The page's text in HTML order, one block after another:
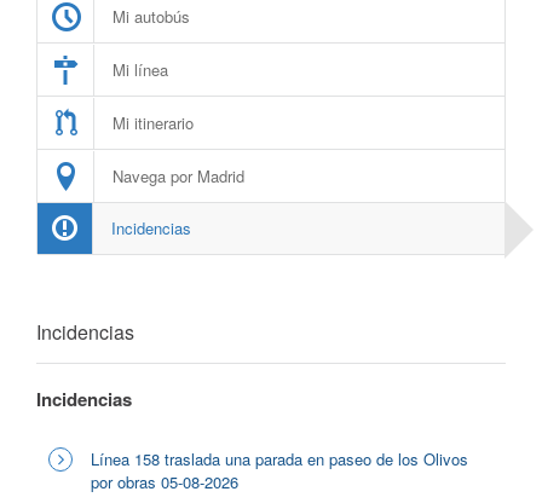
Mi autobús
Mi línea
Mi itinerario
Navega por Madrid
Incidencias
Incidencias
Incidencias
Línea 158 traslada una parada en paseo de los Olivos
por obras 05-08-2026